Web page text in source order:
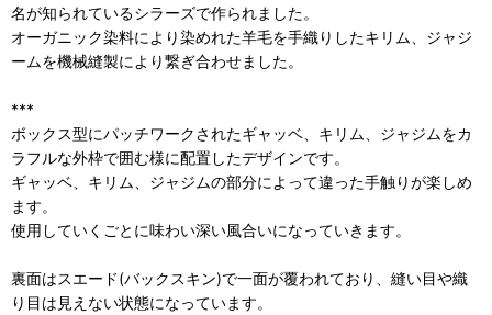
名が知られているシラーズで作られました。
オーガニック染料により染めれた羊毛を手織りしたキリム、ジャジ
ームを機械縫製により繋ぎ合わせました。
***
ボックス型にパッチワークされたギャッベ、キリム、ジャジムをカ
ラフルな外枠で囲む様に配置したデザインです。
ギャッベ、キリム、ジャジムの部分によって違った手触りが楽しめ
ます。
使用していくごとに味わい深い風合いになっていきます。
裏面はスエード(バックスキン)で一面が覆われており、縫い目や織
り目は見えない状態になっています。